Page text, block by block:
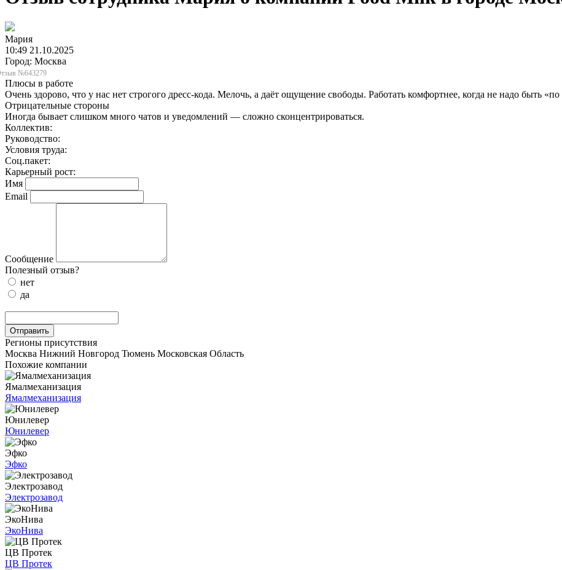
Мария
10:49 21.10.2025
Город: Москва
№643279
Плюсы в работе
Очень здорово, что у нас нет строгого дресс-кода. Мелочь, а даёт ощущение свободы. Работать комфортнее, когда не надо быть
Отрицательные стороны
Иногда бывает слишком много чатов и уведомлений — сложно сконцентрироваться.
Коллектив:
Руководство:
Условия труда:
Соц.пакет:
Карьерный рост:
Имя
Email
Сообщение
Полезный отзыв?
нет
да
Отправить
Регионы присутствия
Москва Нижний Новгород Тюмень Московская Область
Похожие компании
Ямалмеханизация
Ямалмеханизация
Юнилевер
Юнилевер
Эфко
Эфко
Электрозавод
Электрозавод
ЭкоНива
ЭкоНива
ЦВ Протек
ЦВ Протек